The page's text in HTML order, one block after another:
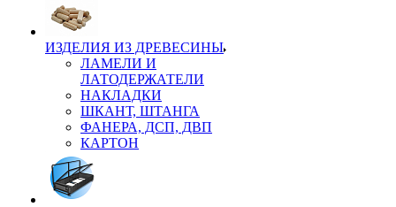
ИЗДЕЛИЯ ИЗ ДРЕВЕСИНЫ
ЛАМЕЛИ И
ЛАТОДЕРЖАТЕЛИ
НАКЛАДКИ
ШКАНТ, ШТАНГА
ФАНЕРА, ДСП, ДВП
КАРТОН